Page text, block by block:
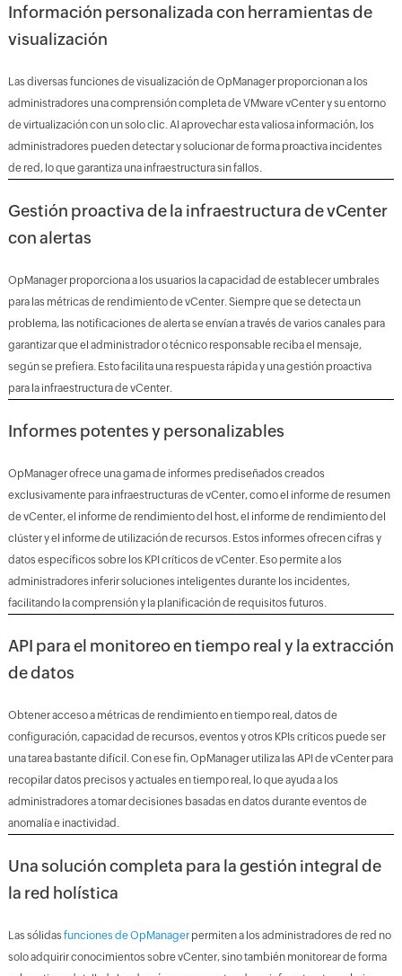
Información personalizada con herramientas de
visualización
Las diversas funciones de visualización de OpManager proporcionan a los
administradores una comprensión completa de VMware vCenter y su entorno
de virtualización con un solo clic. Al aprovechar esta valiosa información, los
administradores pueden detectar y solucionar de forma proactiva incidentes
de red, lo que garantiza una infraestructura sin fallos.
Gestión proactiva de la infraestructura de vCenter
con alertas
OpManager proporciona a los usuarios la capacidad de establecer umbrales
para las métricas de rendimiento de vCenter. Siempre que se detecta un
problema, las notificaciones de alerta se envían a través de varios canales para
garantizar que el administrador o técnico responsable reciba el mensaje,
según se prefiera. Esto facilita una respuesta rápida y una gestión proactiva
para la infraestructura de vCenter.
Informes potentes y personalizables
OpManager ofrece una gama de informes prediseñados creados
exclusivamente para infraestructuras de vCenter, como el informe de resumen
de vCenter, el informe de rendimiento del host, el informe de rendimiento del
clúster y el informe de utilización de recursos. Estos informes ofrecen cifras y
datos específicos sobre los KPI críticos de vCenter. Eso permite a los
administradores inferir soluciones inteligentes durante los incidentes,
facilitando la comprensión y la planificación de requisitos futuros.
API para el monitoreo en tiempo real y la extracción
de datos
Obtener acceso a métricas de rendimiento en tiempo real, datos de
configuración, capacidad de recursos, eventos y otros KPIs críticos puede ser
una tarea bastante difícil. Con ese fin, OpManager utiliza las API de vCenter para
recopilar datos precisos y actuales en tiempo real, lo que ayuda a los
administradores a tomar decisiones basadas en datos durante eventos de
anomalía e inactividad.
Una solución completa para la gestión integral de
la red holística
Las sólidas funciones de OpManagerpermiten a los administradores de red no
solo adquirir conocimientos sobre vCenter, sino también monitorear de forma